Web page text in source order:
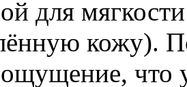
для
кожу).
ощущение, что